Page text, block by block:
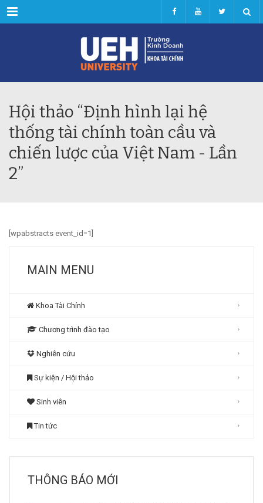
Menu
Hội thảo “Định hình lại hệ
thống tài chính toàn cầu và
chiến lược của Việt Nam - Lần
2”
[wpabstracts event_id=1]
MAIN MENU
Khoa Tài Chính
Chương trình đào tạo
Nghiên cứu
Sự kiện / Hội thảo
Sinh viên
Tin tức
THÔNG BÁO MỚI